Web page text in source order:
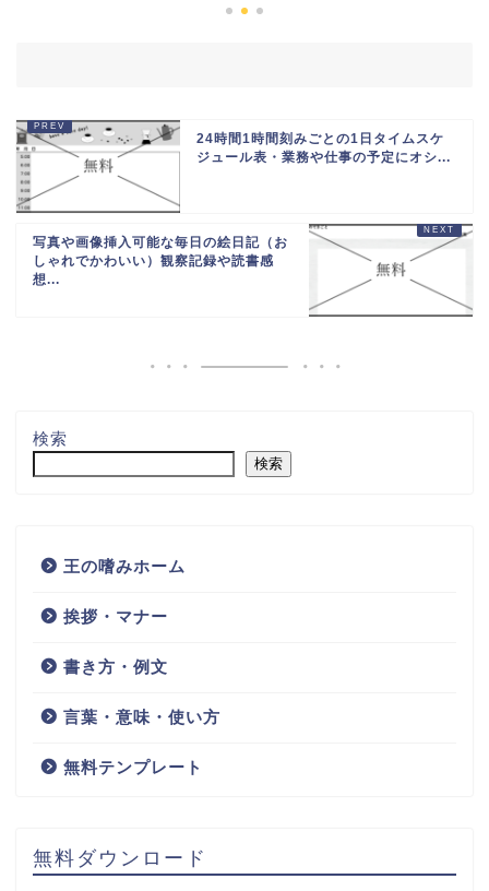
24時間1時間刻みごとの1日タイムスケ
ジュール表・業務や仕事の予定にオシ...
写真や画像挿入可能な毎日の絵日記（お
しゃれでかわいい）観察記録や読書感
想...
検索
検索
王の嗜みホーム
挨拶・マナー
書き方・例文
言葉・意味・使い方
無料テンプレート
無料ダウンロード